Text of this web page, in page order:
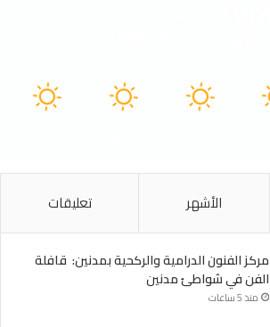
الأشهر تعليقات
مركز الفنون الدرامية والركحية بمدنين: قافلة
الفن في شواطئ مدنين
منذ 5 ساعات